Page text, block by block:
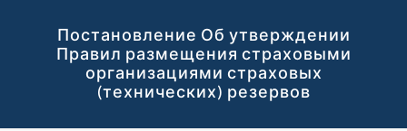
Постановление Об утверждении
Правил размещения страховыми
организациями страховых
(технических) резервов